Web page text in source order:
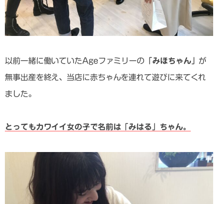
以前一緒に働いていたAgeファミリーの 「みほちゃん」 が
無事出産を終え、当店に赤ちゃんを連れて遊びに来てくれ
ました。
とってもカワイイ女の子で名前は「みはる」ちゃん。